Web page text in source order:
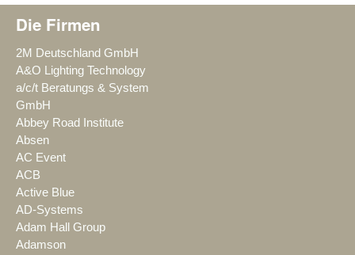
Die Firmen
2M Deutschland GmbH
A&O Lighting Technology
a/c/t Beratungs & System
GmbH
Abbey Road Institute
Absen
AC Event
ACB
Active Blue
AD-Systems
Adam Hall Group
Adamson